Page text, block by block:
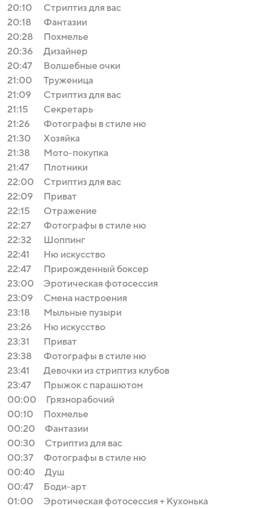
20:10
Стриптиз для вас
20:18
Фантазии
20:28
Похмелье
20:36
Дизайнер
20:47
Волшебные очки
21:00
Труженица
21:09
Стриптиз для вас
21:15
Секретарь
21:26
Фотографы в стиле ню
21:30
Хозяйка
21:38
Мото-покупка
21:47
Плотники
22:00
Стриптиз для вас
22:09
Приват
22:15
Отражение
22:27
Фотографы в стиле ню
22:32
Шоппинг
22:41
Ню искусство
22:47
Прирожденный боксер
23:00
Эротическая фотосессия
23:09
Смена настроения
23:18
Мыльные пузыри
23:26
Ню искусство
23:31
Приват
23:38
Фотографы в стиле ню
23:41
Девочки из стриптиз клубов
23:47
Прыжок с парашютом
00:00
Грязнорабочий
00:10
Похмелье
00:20
Фантазии
00:30
Стриптиз для вас
00:37
Фотографы в стиле ню
00:40
Душ
00:47
Боди-арт
01:00
Эротическая фотосессия + Кухонька